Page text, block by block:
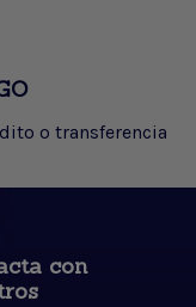
o transferencia
con